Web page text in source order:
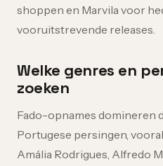
shoppen en Marvila voor
vooruitstrevende releases.
Welke genres en
zoeken
Fado-opnames domineren
Portugese persingen,
Amália Rodrigues, Alfredo